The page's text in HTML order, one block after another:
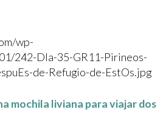
wp-
242-DIa-35-GR11-Pirineos-
de-Refugio-de-EstOs.jpg
mochila liviana para viajar dos